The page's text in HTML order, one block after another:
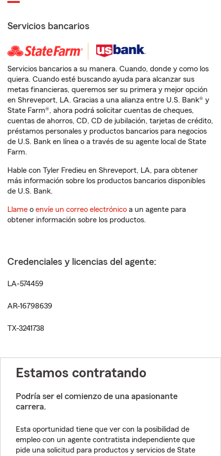
Servicios bancarios
Servicios bancarios a su manera. Cuando, donde y como los
quiera. Cuando esté buscando ayuda para alcanzar sus
metas financieras, queremos ser su primera y mejor opción
en Shreveport, LA. Gracias a una alianza entre U.S. Bank® y
State Farm®, ahora podrá solicitar cuentas de cheques,
cuentas de ahorros, CD, CD de jubilación, tarjetas de crédito,
préstamos personales y productos bancarios para negocios
de U.S. Bank en línea o a través de su agente local de State
Farm.
Hable con Tyler Fredieu en Shreveport, LA, para obtener
más información sobre los productos bancarios disponibles
de U.S. Bank.
Llame o envíe un correo electrónico a un agente para
obtener información sobre los productos.
Credenciales y licencias del agente:
LA-574459
AR-16798639
TX-3241738
Estamos contratando
Podría ser el comienzo de una apasionante
carrera.
Esta oportunidad tiene que ver con la posibilidad de
empleo con un agente contratista independiente que
pide una solicitud para productos y servicios de State